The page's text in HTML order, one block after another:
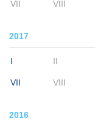
VII VIII
2017
I II
VII VIII
2016